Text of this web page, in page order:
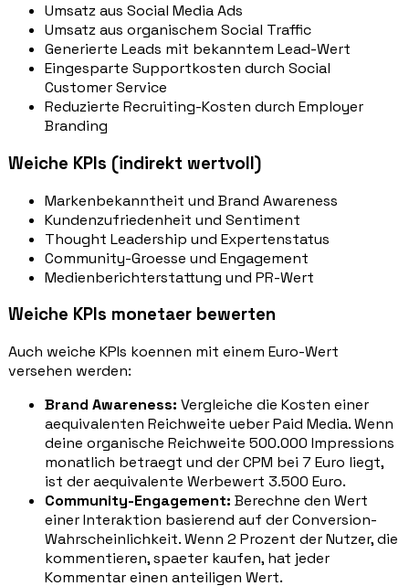
Umsatz aus Social Media Ads
Umsatz aus organischem Social Traffic
Generierte Leads mit bekanntem Lead-Wert
Eingesparte Supportkosten durch Social
Customer Service
Reduzierte Recruiting-Kosten durch Employer
Branding
Weiche KPIs (indirekt wertvoll)
Markenbekanntheit und Brand Awareness
Kundenzufriedenheit und Sentiment
Thought Leadership und Expertenstatus
Community-Groesse und Engagement
Medienberichterstattung und PR-Wert
Weiche KPIs monetaer bewerten
Auch weiche KPIs koennen mit einem Euro-Wert
versehen werden:
Brand Awareness: Vergleiche die Kosten einer
aequivalenten Reichweite ueber Paid Media. Wenn
deine organische Reichweite 500.000 Impressions
monatlich betraegt und der CPM bei 7 Euro liegt,
ist der aequivalente Werbewert 3.500 Euro.
Community-Engagement: Berechne den Wert
einer Interaktion basierend auf der Conversion-
Wahrscheinlichkeit. Wenn 2 Prozent der Nutzer, die
kommentieren, spaeter kaufen, hat jeder
Kommentar einen anteiligen Wert.